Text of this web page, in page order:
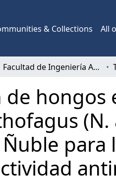
& Collections All
Facultad de Ingeniería Agrícola
hongos